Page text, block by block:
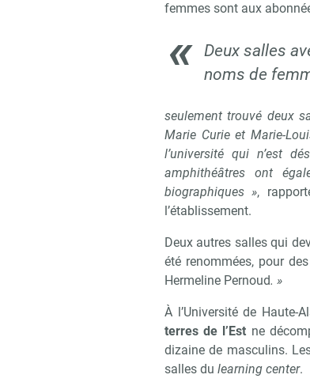
femmes sont aux
Deux salles
noms de
seulement trouvé deux
Marie Curie et Marie-
l’université qui n’est
amphithéâtres ont
biographiques »,
l’établissement.
Deux autres salles qui
été renommées, pour
Hermeline Pernoud. »
À l’Université de Haute-
terres de l’Est ne
dizaine de masculins.
salles du learning center.